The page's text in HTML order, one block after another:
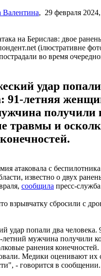
Валентина, 29 февраля
(ілюстративне
во время
удар
91-летняя
получили
травмы и
атаковала с
известно о двух
сообщила пресс-
взрывчатку сбросили с
удар попали два человека.
мужчина получили
ранения
Медики оценивают их
- говорится в сообщении.